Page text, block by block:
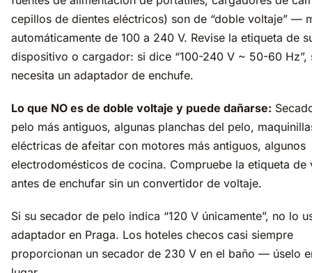
cepillos de dientes eléctricos) son de “doble voltaje” —
automáticamente de 100 a 240 V. Revise la etiqueta de
dispositivo o cargador: si dice “100-240 V ~ 50-60 Hz”,
necesita un adaptador de enchufe.
Lo que NO es de doble voltaje y puede dañarse:
pelo más antiguos, algunas planchas del pelo,
eléctricas de afeitar con motores más antiguos, algunos
electrodomésticos de cocina. Compruebe la etiqueta de
antes de enchufar sin un convertidor de voltaje.
Si su secador de pelo indica “120 V únicamente”, no lo
adaptador en Praga. Los hoteles checos casi siempre
proporcionan un secador de 230 V en el baño — úselo